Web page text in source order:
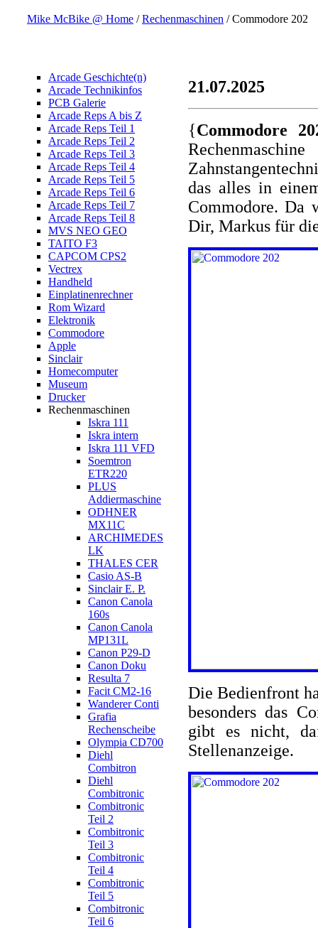
Mike McBike @ Home /Rechenmaschinen / Commodore 202
Arcade Geschichte(n)
Arcade Technikinfos
PCB Galerie
Arcade Reps A bis Z
Arcade Reps Teil 1
Arcade Reps Teil 2
Arcade Reps Teil 3
Arcade Reps Teil 4
Arcade Reps Teil 5
Arcade Reps Teil 6
Arcade Reps Teil 7
Arcade Reps Teil 8
MVS NEO GEO
TAITO F3
CAPCOM CPS2
Vectrex
Handheld
Einplatinenrechner
Rom Wizard
Elektronik
Commodore
Apple
Sinclair
Homecomputer
Museum
Drucker
Rechenmaschinen
Iskra 111
Iskra intern
Iskra 111 VFD
Soemtron
ETR220
PLUS
Addiermaschine
ODHNER
MX11C
ARCHIMEDES
LK
THALES CER
Casio AS-B
Sinclair E. P.
Canon Canola
160s
Canon Canola
MP131L
Canon P29-D
Canon Doku
Resulta 7
Facit CM2-16
Wanderer Conti
Grafia
Rechenscheibe
Olympia CD700
Diehl
Combitron
Diehl
Combitronic
Combitronic
Teil 2
Combitronic
Teil 3
Combitronic
Teil 4
Combitronic
Teil 5
Combitronic
Teil 6
21.07.2025
{Commodore
das alles in
Commodore. Da
Dir, Markus für
Die Bedienfront
besonders das
gibt es nicht,
Stellenanzeige.